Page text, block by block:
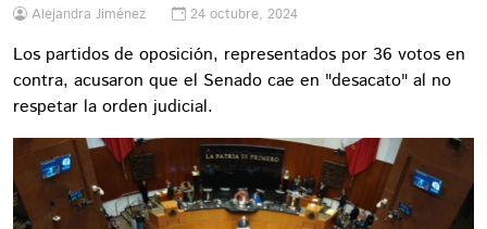
Alejandra Jiménez 24 octubre, 2024
Los partidos de oposición, representados por 36 votos en
contra, acusaron que el Senado cae en "desacato" al no
respetar la orden judicial.